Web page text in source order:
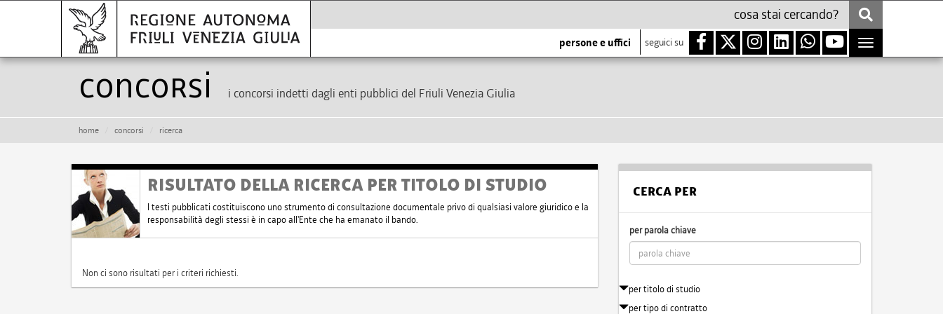
persone e uffici seguici su
Toggle
navigation
Concorsi i concorsi indetti dagli enti pubblici del Friuli Venezia Giulia
home concorsi ricerca
RISULTATO DELLA RICERCA PER TITOLO DI STUDIO
I testi pubblicati costituiscono uno strumento di consultazione documentale privo di qualsiasi valore giuridico e la
responsabilità degli stessi è in capo all'Ente che ha emanato il bando.
Non ci sono risultati per i criteri richiesti.
CERCA PER
per parola chiave
per titolo di studio
per tipo di contratto